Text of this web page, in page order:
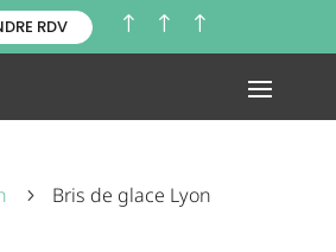
RDV ! ! !
5 Bris de glace Lyon